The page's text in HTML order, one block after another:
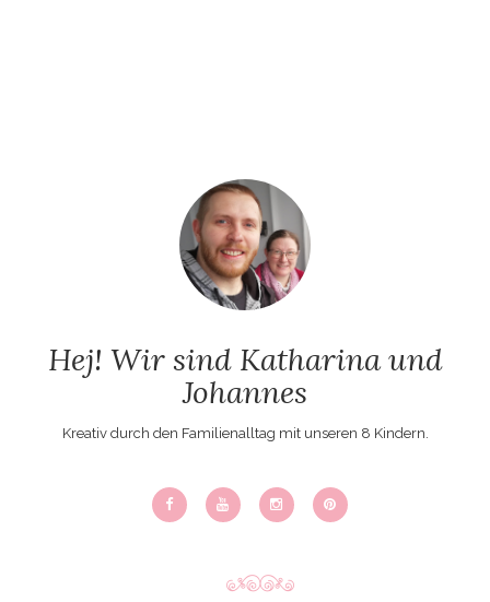
Hej! Wir sind Katharina und
Johannes
Kreativ durch den Familienalltag mit unseren 8 Kindern.